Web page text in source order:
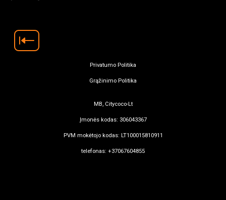
Privatumo Politika
Grąžinimo Politika
MB, Citycoco-Lt
Įmonės kodas: 306043367
PVM mokėtojo kodas: LT100015810911
telefonas: +37067604855